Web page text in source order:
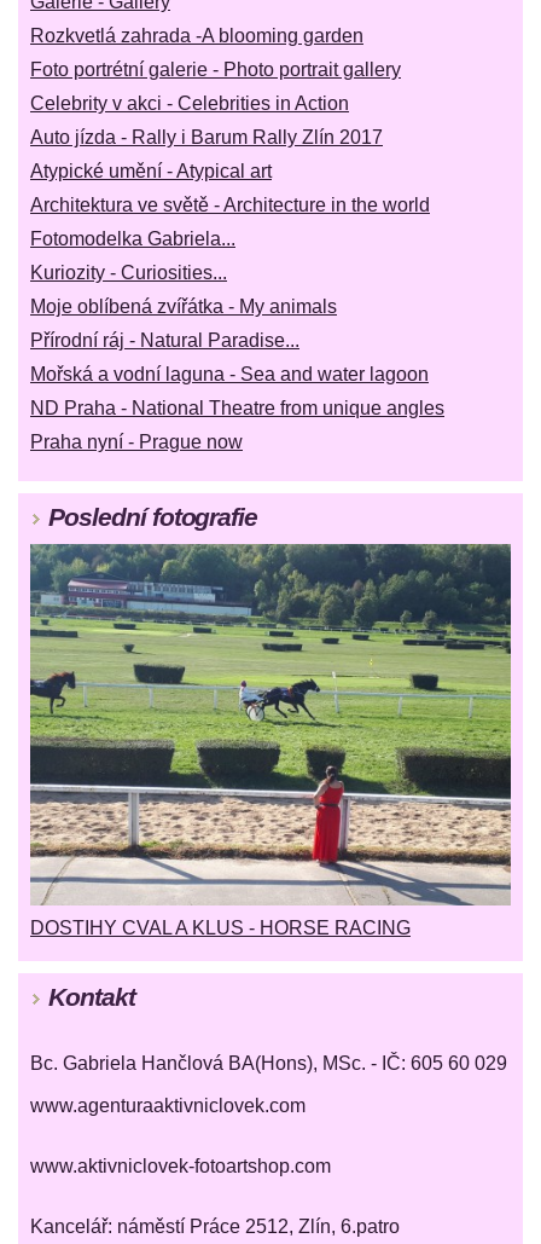
Rozkvetlá zahrada -A blooming garden
Foto portrétní galerie - Photo portrait gallery
Celebrity v akci - Celebrities in Action
Auto jízda - Rally i Barum Rally Zlín 2017
Atypické umění - Atypical art
Architektura ve světě - Architecture in the world
Fotomodelka Gabriela...
Kuriozity - Curiosities...
Moje oblíbená zvířátka - My animals
Přírodní ráj - Natural Paradise...
Mořská a vodní laguna - Sea and water lagoon
ND Praha - National Theatre from unique angles
Praha nyní - Prague now
Poslední fotografie
DOSTIHY CVAL A KLUS - HORSE RACING
Kontakt
Bc. Gabriela Hančlová BA(Hons), MSc. - IČ: 605 60 029
www.agenturaaktivniclovek.com
www.aktivniclovek-fotoartshop.com
Kancelář: náměstí Práce 2512, Zlín, 6.patro